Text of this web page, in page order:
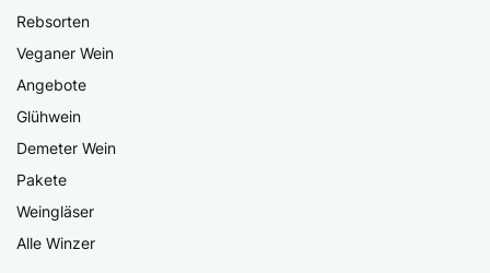
Rebsorten
Veganer Wein
Angebote
Glühwein
Demeter Wein
Pakete
Weingläser
Alle Winzer